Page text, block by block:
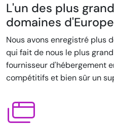
L'un des plus
domaines d'Europe
Nous avons enregistré plus
qui fait de nous le plus
fournisseur d'hébergement
compétitifs et bien sûr un